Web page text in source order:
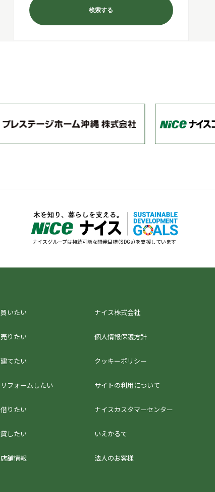
ナイスグループは持続可能な開発目標（SDGs）を支援しています
買いたい
売りたい
建てたい
リフォームしたい
借りたい
貸したい
店舗情報
ナイス株式会社
個人情報保護方針
クッキーポリシー
サイトの利用について
ナイスカスタマーセンター
いえかるて
法人のお客様